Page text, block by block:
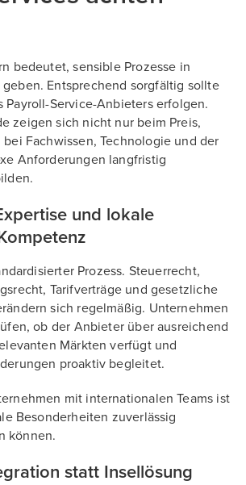
bedeutet, sensible Prozesse in
Entsprechend sorgfältig sollte
Payroll-Service-Anbieters erfolgen.
zeigen sich nicht nur beim Preis,
Fachwissen, Technologie und der
Anforderungen langfristig
und lokale
Prozess. Steuerrecht,
Tarifverträge und gesetzliche
sich regelmäßig. Unternehmen
ob der Anbieter über ausreichend
Märkten verfügt und
proaktiv begleitet.
mit internationalen Teams ist
Besonderheiten zuverlässig
können.
statt Insellösung